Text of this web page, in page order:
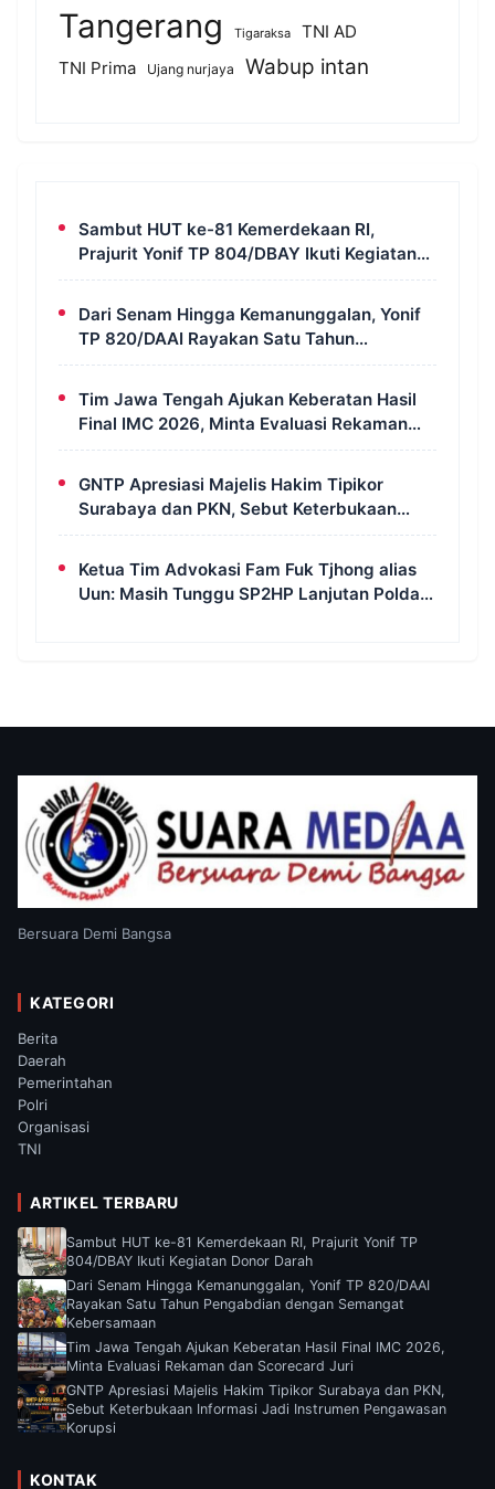
Tangerang Tigaraksa
TNI AD
TNI Prima
Ujang nurjaya Wabup intan
Sambut HUT ke-81 Kemerdekaan RI,
Prajurit Yonif TP 804/DBAY Ikuti Kegiatan
Donor Darah
Dari Senam Hingga Kemanunggalan, Yonif
TP 820/DAAI Rayakan Satu Tahun
Pengabdian dengan Semangat
Kebersamaan
Tim Jawa Tengah Ajukan Keberatan Hasil
Final IMC 2026, Minta Evaluasi Rekaman
dan Scorecard Juri
GNTP Apresiasi Majelis Hakim Tipikor
Surabaya dan PKN, Sebut Keterbukaan
Informasi Jadi Instrumen Pengawasan
Ketua Tim Advokasi Fam Fuk Tjhong alias
Uun: Masih Tunggu SP2HP Lanjutan Polda
Bersuara Demi Bangsa
KATEGORI
Berita
Daerah
Pemerintahan
Polri
Organisasi
TNI
ARTIKEL TERBARU
Sambut HUT ke-81 Kemerdekaan RI, Prajurit Yonif TP
804/DBAY Ikuti Kegiatan Donor Darah
Dari Senam Hingga Kemanunggalan, Yonif TP 820/DAAI
Rayakan Satu Tahun Pengabdian dengan Semangat
Kebersamaan
Tim Jawa Tengah Ajukan Keberatan Hasil Final IMC 2026,
Minta Evaluasi Rekaman dan Scorecard Juri
GNTP Apresiasi Majelis Hakim Tipikor Surabaya dan PKN,
Sebut Keterbukaan Informasi Jadi Instrumen Pengawasan
Korupsi
KONTAK